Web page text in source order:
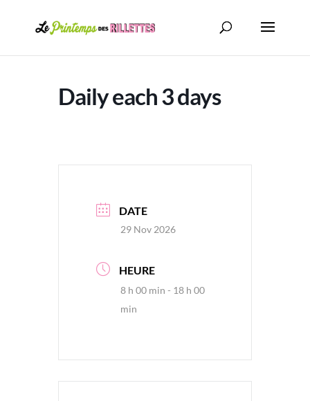
Daily each 3 days
DATE
29 Nov 2026
HEURE
8 h 00 min - 18 h 00
min